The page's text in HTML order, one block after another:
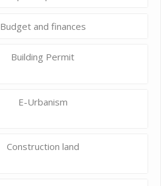
Budget and finances
Building Permit
E-Urbanism
Construction land